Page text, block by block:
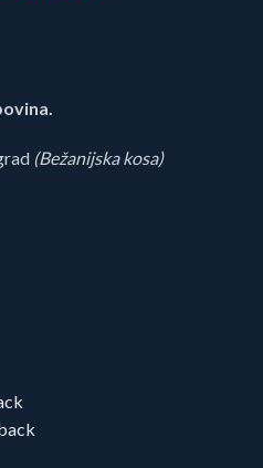
(Bežanijska kosa)